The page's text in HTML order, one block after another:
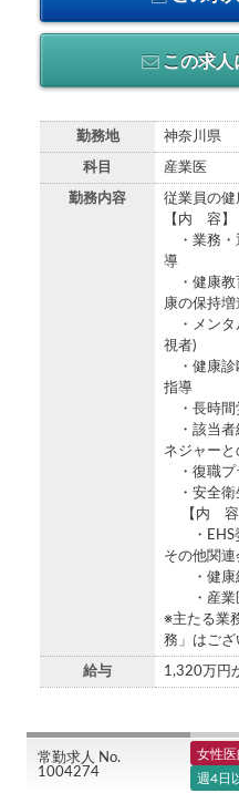
この求人
勤務地 神奈川県
科目 産業医
勤務内容
従業員の健
【内 容】
・業務・
導
・健康教
康の保持増
・メンタ
視者)
・健康診
指導
・長時間
・該当者
ネジャーと
・復職プ
・安全衛
【内 容
・EHS委
その他関連
・健康経
・産業医
※主たる業
務」はござ
給与 1,320万円
常勤求人 No.
1004274
女性医
週4日